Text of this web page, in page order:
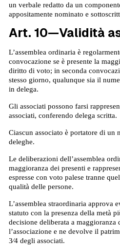
un verbale redatto da un
appositamente nominato e
Art. 10—Validità
L’assemblea ordinaria è
convocazione se è presente la
diritto di voto; in seconda
stesso giorno, qualunque sia il
in delega.
Gli associati possono farsi
associati, conferendo delega scritta.
Ciascun associato è portatore di un
deleghe.
Le deliberazioni dell’assemblea
maggioranza dei presenti e
espresse con voto palese tranne
qualità delle persone.
L’assemblea straordinaria approva
statuto con la presenza della metà
decisione deliberata a maggioranza
l’associazione e ne devolve il
3⁄4 degli associati.